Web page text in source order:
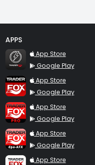
APPS
TraderFox Flash
App Store
Google Play
TraderFox App
App Store
Google Play
TraderFox Pro
App Store
Google Play
TraderFox dpa-AFX ProFeed
App Store
Google Play
TraderFox Live Trading
App Store